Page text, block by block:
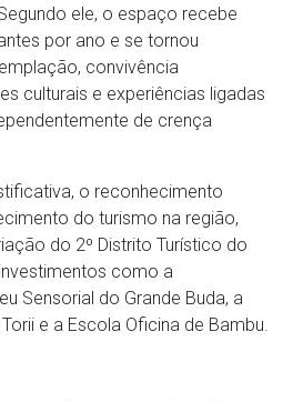
ele, o espaço recebe
por ano e se tornou
convivência
culturais e experiências ligadas
de crença
o reconhecimento
do turismo na região,
do 2º Distrito Turístico do
como a
Sensorial do Grande Buda, a
e a Escola Oficina de Bambu.